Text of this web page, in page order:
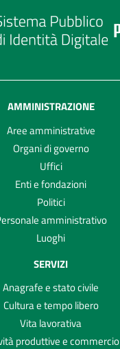
AMMINISTRAZIONE
Aree amministrative
Organi di governo
Uffici
Enti e fondazioni
Politici
amministrativo
Luoghi
SERVIZI
Anagrafe e stato civile
Cultura e tempo libero
Vita lavorativa
produttive e commercio